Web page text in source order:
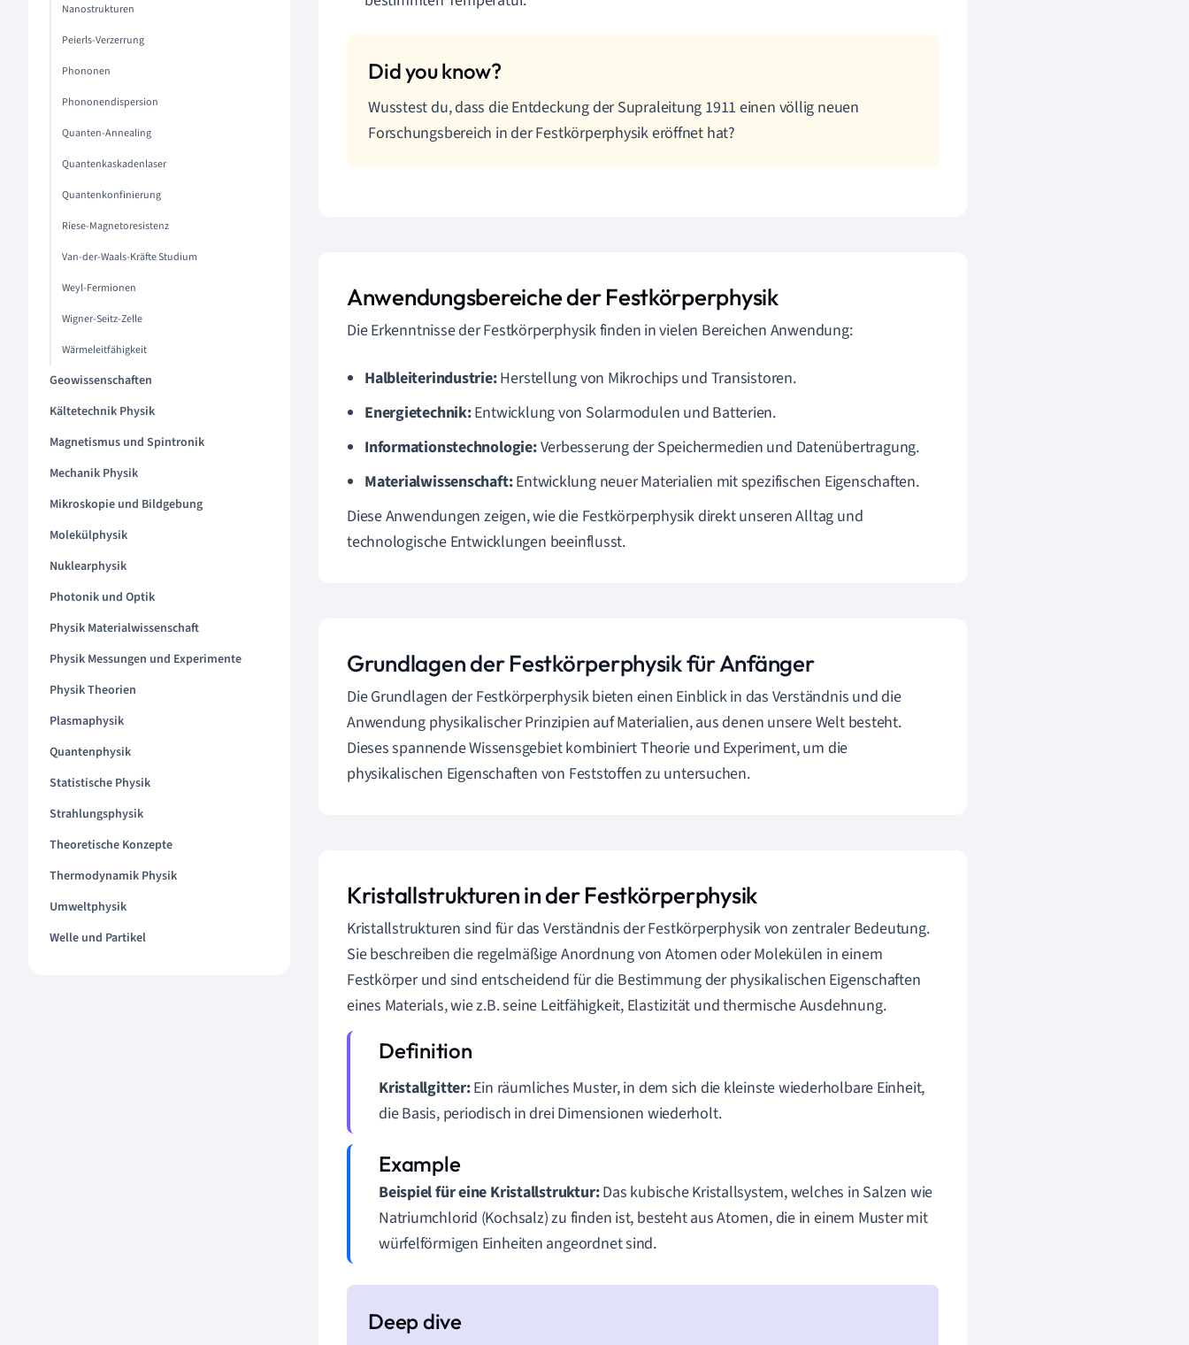
Nanostrukturen
Peierls-Verzerrung
Phononen
Phononendispersion
Quanten-Annealing
Quantenkaskadenlaser
Quantenkonfinierung
Riese-Magnetoresistenz
Van-der-Waals-Kräfte Studium
Weyl-Fermionen
Wigner-Seitz-Zelle
Wärmeleitfähigkeit
Geowissenschaften
Kältetechnik Physik
Magnetismus und Spintronik
Mechanik Physik
Mikroskopie und Bildgebung
Molekülphysik
Nuklearphysik
Photonik und Optik
Physik Materialwissenschaft
Physik Messungen und Experimente
Physik Theorien
Plasmaphysik
Quantenphysik
Statistische Physik
Strahlungsphysik
Theoretische Konzepte
Thermodynamik Physik
Umweltphysik
Welle und Partikel
Wusstest du, dass die Entdeckung der Supraleitung 1911 einen völlig neuen
Forschungsbereich in der Festkörperphysik eröffnet hat?
Anwendungsbereiche der Festkörperphysik
Die Erkenntnisse der Festkörperphysik finden in vielen Bereichen Anwendung:
Halbleiterindustrie:Herstellung von Mikrochips und Transistoren.
Energietechnik:Entwicklung von Solarmodulen und Batterien.
Informationstechnologie:Verbesserung der Speichermedien und Datenübertragung.
Materialwissenschaft:Entwicklung neuer Materialien mit spezifischen Eigenschaften.
Diese Anwendungen zeigen, wie die Festkörperphysik direkt unseren Alltag und
technologische Entwicklungen beeinflusst.
Grundlagen der Festkörperphysik für Anfänger
Die Grundlagen der Festkörperphysik bieten einen Einblick in das Verständnis und die
Anwendung physikalischer Prinzipien auf Materialien, aus denen unsere Welt besteht.
Dieses spannende Wissensgebiet kombiniert Theorie und Experiment, um die
physikalischen Eigenschaften von Feststoffen zu untersuchen.
Kristallstrukturen in der Festkörperphysik
Kristallstrukturen sind für das Verständnis der Festkörperphysik von zentraler Bedeutung.
Sie beschreiben die regelmäßige Anordnung von Atomen oder Molekülen in einem
Festkörper und sind entscheidend für die Bestimmung der physikalischen Eigenschaften
eines Materials, wie z.B. seine Leitfähigkeit, Elastizität und thermische Ausdehnung.
Kristallgitter:Ein räumliches Muster, in dem sich die kleinste wiederholbare Einheit,
die Basis, periodisch in drei Dimensionen wiederholt.
Beispiel für eine Kristallstruktur:Das kubische Kristallsystem, welches in Salzen wie
Natriumchlorid (Kochsalz) zu finden ist, besteht aus Atomen, die in einem Muster mit
würfelförmigen Einheiten angeordnet sind.